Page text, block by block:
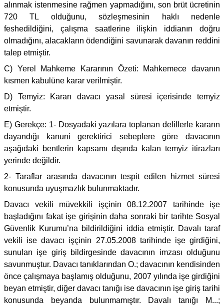
alınmak istenmesine rağmen yapmadığını, son brüt ücretinin
720 TL olduğunu, sözleşmesinin haklı nedenle
feshedildiğini, çalışma saatlerine ilişkin iddianın doğru
olmadığını, alacakların ödendiğini savunarak davanın reddini
talep etmiştir.
C) Yerel Mahkeme Kararının Özeti: Mahkemece davanın
kısmen kabulüne karar verilmiştir.
D) Temyiz: Kararı davacı yasal süresi içerisinde temyiz
etmiştir.
E) Gerekçe: 1- Dosyadaki yazılara toplanan delillerle kararın
dayandığı kanuni gerektirici sebeplere göre davacının
aşağıdaki bentlerin kapsamı dışında kalan temyiz itirazları
yerinde değildir.
2- Taraflar arasında davacının tespit edilen hizmet süresi
konusunda uyuşmazlık bulunmaktadır.
Davacı vekili müvekkili işçinin 08.12.2007 tarihinde işe
başladığını fakat işe girişinin daha sonraki bir tarihte Sosyal
Güvenlik Kurumu’na bildirildiğini iddia etmiştir. Davalı taraf
vekili ise davacı işçinin 27.05.2008 tarihinde işe girdiğini,
sunulan işe giriş bildirgesinde davacının imzası olduğunu
savunmuştur. Davacı tanıklarından O.; davacının kendisinden
önce çalışmaya başlamış olduğunu, 2007 yılında işe girdiğini
beyan etmiştir, diğer davacı tanığı ise davacının işe giriş tarihi
konusunda beyanda bulunmamıştır. Davalı tanığı M...;